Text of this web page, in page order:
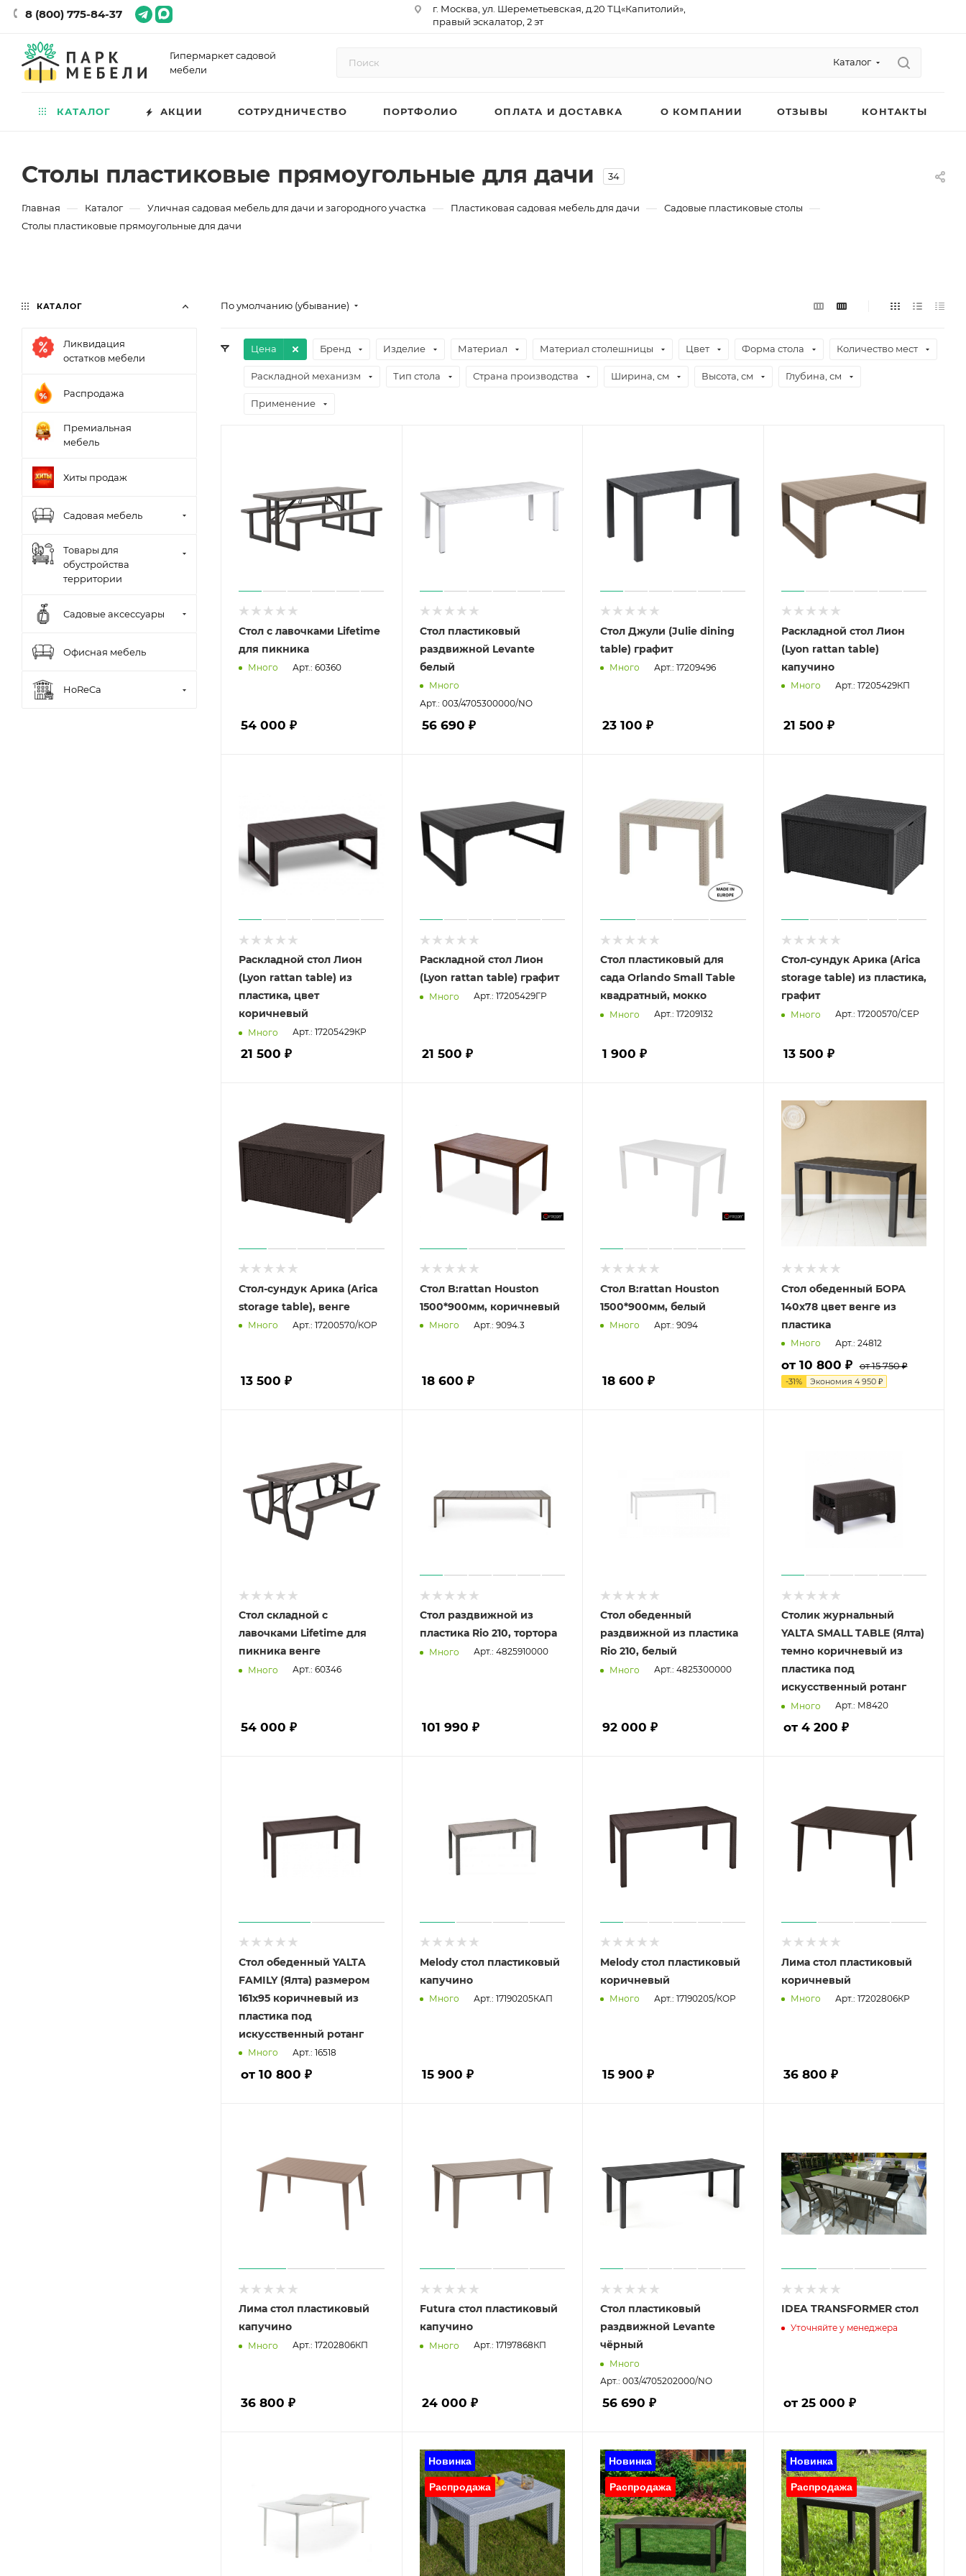
8 (800) 775-84-37
г. Москва, ул. Шереметьевская, д.20 ТЦ«Капитолий»,
правый эскалатор, 2 эт
р/сч 40702810410000761715
Гипермаркет садовой
мебели
Каталог
КАТАЛОГ АКЦИИ СОТРУДНИЧЕСТВО ПОРТФОЛИО ОПЛАТА И ДОСТАВКА О КОМПАНИИ ОТЗЫВЫ КОНТАКТЫ
Столы пластиковые прямоугольные для дачи 34
Главная — Каталог — Уличная садовая мебель для дачи и загородного участка — Пластиковая садовая мебель для дачи — Садовые пластиковые столы —
Столы пластиковые прямоугольные для дачи
По умолчанию (убывание)
Цена Бренд Изделие Материал Материал столешницы Цвет Форма стола Количество мест
Раскладной механизм Тип стола Страна производства Ширина, см Высота, см Глубина, см
Применение
Стол с лавочками Lifetime
для пикника
Много Арт.: 60360
54 000 ₽
Стол пластиковый
раздвижной Levante
белый
Много
Арт.: 003/4705300000/NO
56 690 ₽
Стол Джули (Julie dining
table) графит
Много Арт.: 17209496
23 100 ₽
Раскладной стол Лион
(Lyon rattan table)
капучино
Много Арт.: 17205429КП
21 500 ₽
Раскладной стол Лион
(Lyon rattan table) из
пластика, цвет
коричневый
Много Арт.: 17205429КР
21 500 ₽
Раскладной стол Лион
(Lyon rattan table) графит
Много Арт.: 17205429ГР
21 500 ₽
Стол пластиковый для
сада Orlando Small Table
квадратный, мокко
Много Арт.: 17209132
1 900 ₽
Стол-сундук Арика (Arica
storage table) из пластика,
графит
Много Арт.: 17200570/СЕР
13 500 ₽
Стол-сундук Арика (Arica
storage table), венге
Много Арт.: 17200570/КОР
13 500 ₽
Стол B:rattan Houston
1500*900мм, коричневый
Много Арт.: 9094.3
18 600 ₽
Стол B:rattan Houston
1500*900мм, белый
Много Арт.: 9094
18 600 ₽
Стол обеденный БОРА
140х78 цвет венге из
пластика
Много Арт.: 24812
от 10 800 ₽ от 15 750 ₽
-31% Экономия 4 950 ₽
Стол складной с
лавочками Lifetime для
пикника венге
Много Арт.: 60346
54 000 ₽
Стол раздвижной из
пластика Rio 210, тортора
Много Арт.: 4825910000
101 990 ₽
Стол обеденный
раздвижной из пластика
Rio 210, белый
Много Арт.: 4825300000
92 000 ₽
Столик журнальный
YALTA SMALL TABLE (Ялта)
темно коричневый из
пластика под
искусственный ротанг
Много Арт.: М8420
от 4 200 ₽
Стол обеденный YALTA
FAMILY (Ялта) размером
161х95 коричневый из
пластика под
искусственный ротанг
Много Арт.: 16518
от 10 800 ₽
Melody стол пластиковый
капучино
Много Арт.: 17190205КАП
15 900 ₽
Melody стол пластиковый
коричневый
Много Арт.: 17190205/КОР
15 900 ₽
Лима стол пластиковый
коричневый
Много Арт.: 17202806КР
36 800 ₽
Лима стол пластиковый
капучино
Много Арт.: 17202806КП
36 800 ₽
Futura стол пластиковый
капучино
Много Арт.: 17197868КП
24 000 ₽
Стол пластиковый
раздвижной Levante
чёрный
Много
Арт.: 003/4705202000/NO
56 690 ₽
IDEA TRANSFORMER стол
Уточняйте у менеджера
от 25 000 ₽
КАТАЛОГ
Ликвидация
остатков мебели
Распродажа
Премиальная
мебель
Хиты продаж
Садовая мебель
Товары для
обустройства
территории
Садовые аксессуары
Офисная мебель
HoReCa